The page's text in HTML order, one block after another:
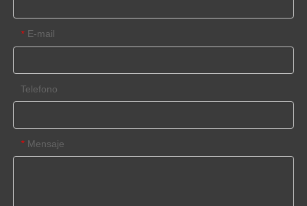
* E-mail
Telefono
* Mensaje